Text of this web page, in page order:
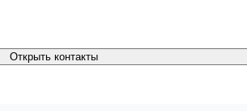
Открыть контакты